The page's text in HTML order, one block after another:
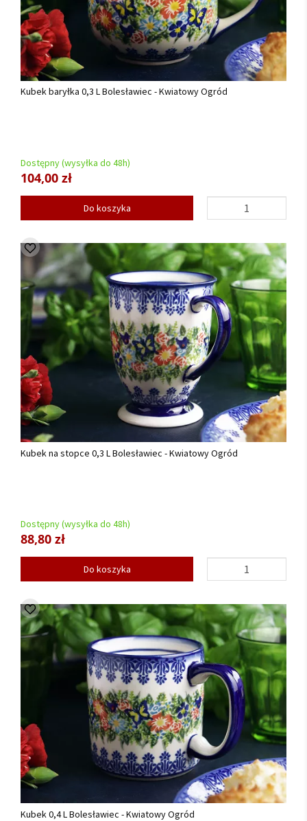
Kubek baryłka 0,3 L Bolesławiec - Kwiatowy Ogród
Dostępny (wysyłka do 48h)
104,00 zł
Do koszyka
Kubek na stopce 0,3 L Bolesławiec - Kwiatowy Ogród
Dostępny (wysyłka do 48h)
88,80 zł
Do koszyka
Kubek 0,4 L Bolesławiec - Kwiatowy Ogród